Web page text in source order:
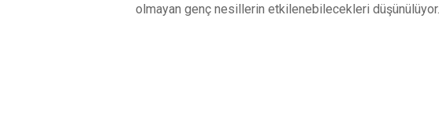
olmayan genç nesillerin etkilenebilecekleri düşünülüyor.